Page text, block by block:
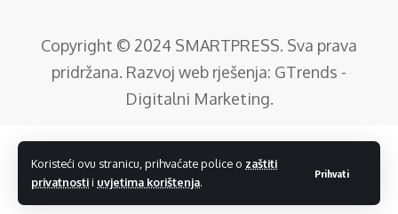
Koristeći ovu stranicu, prihvaćate police o zaštiti
privatnostii uvjetima korištenja.
Prihvati
Copyright © 2024 SMARTPRESS. Sva prava
pridržana. Razvoj web rješenja: GTrends -
Digitalni Marketing.